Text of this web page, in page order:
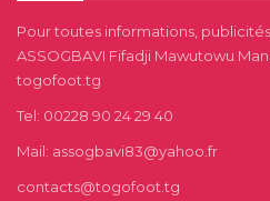
Pour toutes informations,
ASSOGBAVI Fifadji Mawutowu
togofoot.tg
Tel: 00228 90 24 29 40
Mail: assogbavi83@yahoo.fr
contacts@togofoot.tg